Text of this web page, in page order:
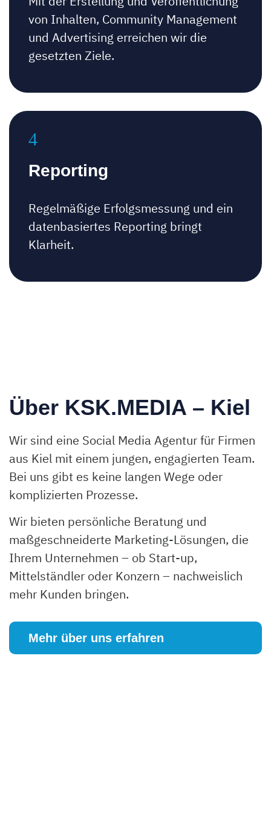
von Inhalten, Community Management
und Advertising erreichen wir die
gesetzten Ziele.
Reporting
Regelmäßige Erfolgsmessung und ein
datenbasiertes Reporting bringt
Klarheit.
Über KSK.MEDIA – Kiel
Wir sind eine Social Media Agentur für Firmen
aus Kiel mit einem jungen, engagierten Team.
Bei uns gibt es keine langen Wege oder
komplizierten Prozesse.
Wir bieten persönliche Beratung und
maßgeschneiderte Marketing-Lösungen, die
Ihrem Unternehmen – ob Start-up,
Mittelständler oder Konzern – nachweislich
mehr Kunden bringen.
Mehr über uns erfahren